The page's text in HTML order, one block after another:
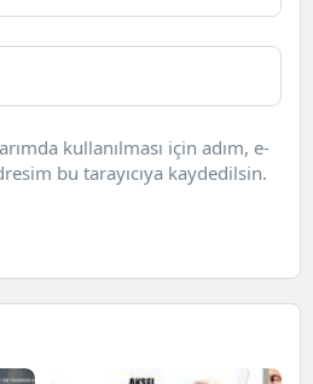
kullanılması için adım, e-
bu tarayıcıya kaydedilsin.